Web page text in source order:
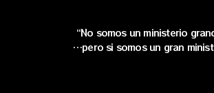
“No somos un ministerio
…pero si somos un gran